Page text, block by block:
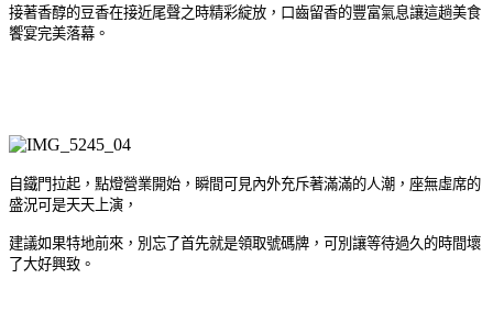
接著香醇的豆香在接近尾聲之時精彩綻放，口齒留香的豐富氣息讓這趟美食
饗宴完美落幕。
自鐵門拉起，點燈營業開始，瞬間可見內外充斥著滿滿的人潮，座無虛席的
盛況可是天天上演，
建議如果特地前來，別忘了首先就是領取號碼牌，可別讓等待過久的時間壞
了大好興致。